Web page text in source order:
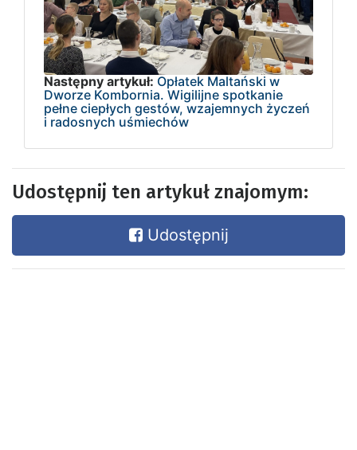
Następny artykuł: Opłatek Maltański w
Dworze Kombornia. Wigilijne spotkanie
pełne ciepłych gestów, wzajemnych życzeń
i radosnych uśmiechów
Udostępnij ten artykuł znajomym:
Udostępnij